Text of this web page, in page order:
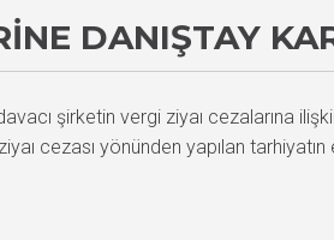
DANIŞTAY
şirketin vergi ziyaı cezalarına
cezası yönünden yapılan tarhiyatın